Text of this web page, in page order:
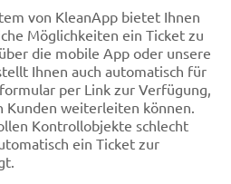
von KleanApp bietet Ihnen
Möglichkeiten ein Ticket zu
die mobile App oder unsere
Ihnen auch automatisch für
per Link zur Verfügung,
Kunden weiterleiten können.
Kontrollobjekte schlecht
ein Ticket zur